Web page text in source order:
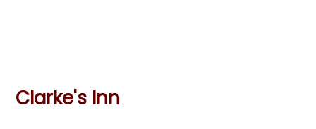
Clarke's Inn